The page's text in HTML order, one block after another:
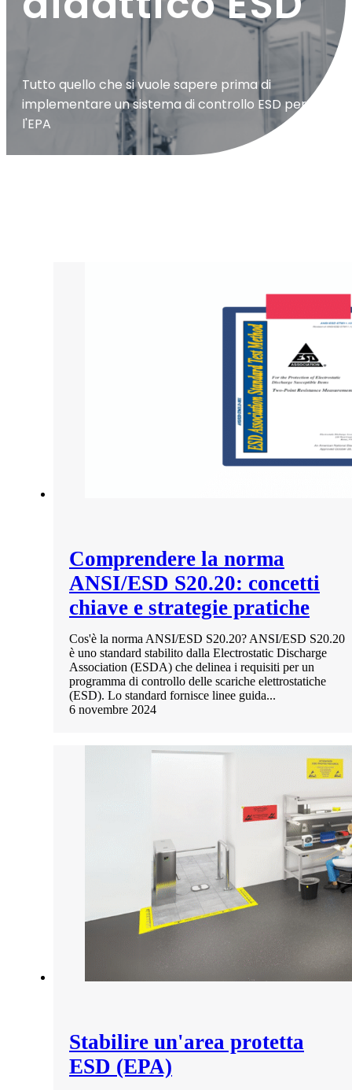
Tutto quello che si vuole sapere prima di
implementare un sistema di controllo ESD per
l'EPA
Comprendere la norma
ANSI/ESD S20.20: concetti
chiave e strategie pratiche
Cos'è la norma ANSI/ESD S20.20? ANSI/ESD S20.20
è uno standard stabilito dalla Electrostatic Discharge
Association (ESDA) che delinea i requisiti per un
programma di controllo delle scariche elettrostatiche
(ESD). Lo standard fornisce linee guida...
6 novembre 2024
Stabilire un'area protetta
ESD (EPA)